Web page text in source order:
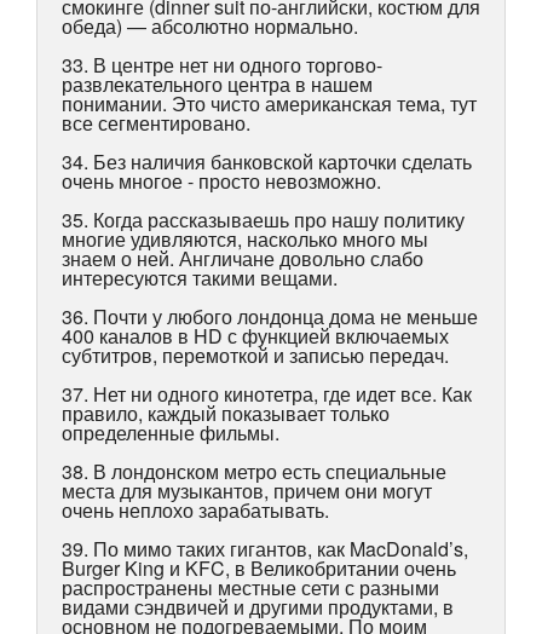
смокинге (dinner suit по-английски, костюм для
обеда) — абсолютно нормально.
33. В центре нет ни одного торгово-
развлекательного центра в нашем
понимании. Это чисто американская тема, тут
все сегментировано.
34. Без наличия банковской карточки сделать
очень многое - просто невозможно.
35. Когда рассказываешь про нашу политику
многие удивляются, насколько много мы
знаем о ней. Англичане довольно слабо
интересуются такими вещами.
36. Почти у любого лондонца дома не меньше
400 каналов в HD с функцией включаемых
субтитров, перемоткой и записью передач.
37. Нет ни одного кинотетра, где идет все. Как
правило, каждый показывает только
определенные фильмы.
38. В лондонском метро есть специальные
места для музыкантов, причем они могут
очень неплохо зарабатывать.
39. По мимо таких гигантов, как MacDonald’s,
Burger King и KFC, в Великобритании очень
распространены местные сети с разными
видами сэндвичей и другими продуктами, в
основном не подогреваемыми. По моим